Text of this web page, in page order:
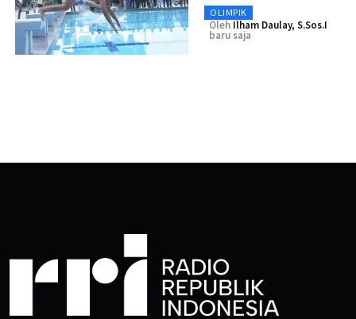
OLIMPIK
Oleh Ilham Daulay, S.Sos.I
baru saja